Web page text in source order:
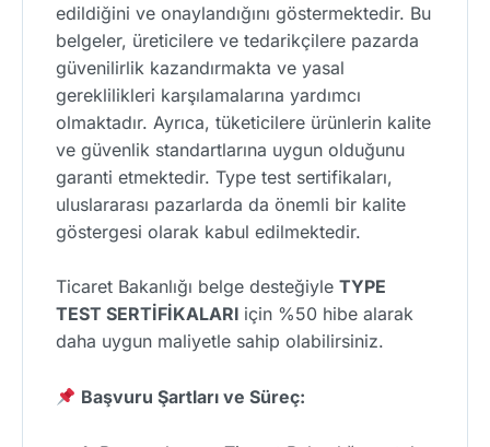
edildiğini ve onaylandığını göstermektedir. Bu
belgeler, üreticilere ve tedarikçilere pazarda
güvenilirlik kazandırmakta ve yasal
gereklilikleri karşılamalarına yardımcı
olmaktadır. Ayrıca, tüketicilere ürünlerin kalite
ve güvenlik standartlarına uygun olduğunu
garanti etmektedir. Type test sertifikaları,
uluslararası pazarlarda da önemli bir kalite
göstergesi olarak kabul edilmektedir.
Ticaret Bakanlığı belge desteğiyle TYPE
TEST SERTİFİKALARI için %50 hibe alarak
daha uygun maliyetle sahip olabilirsiniz.
Başvuru Şartları ve Süreç: